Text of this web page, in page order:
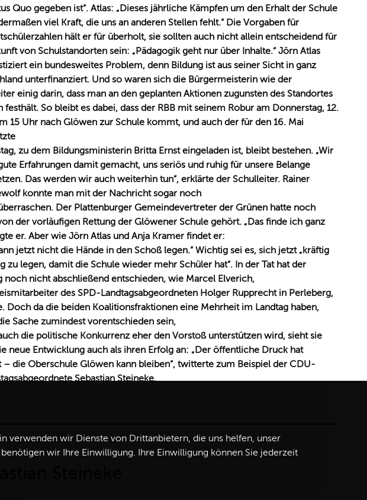
Quo gegeben ist“. Atlas: „Dieses jährliche Kämpfen um den Erhalt der Schule
viel Kraft, die uns an anderen Stellen fehlt.“ Die Vorgaben für
hält er für überholt, sie sollten auch nicht allein entscheidend für
von Schulstandorten sein: „Pädagogik geht nur über Inhalte.“ Jörn Atlas
ein bundesweites Problem, denn Bildung ist aus seiner Sicht in ganz
unterfinanziert. Und so waren sich die Bürgermeisterin wie der
einig darin, dass man an den geplanten Aktionen zugunsten des Standortes
festhält. So bleibt es dabei, dass der RBB mit seinem Robur am Donnerstag, 12.
15 Uhr nach Glöwen zur Schule kommt, und auch der für den 16. Mai
zu dem Bildungsministerin Britta Ernst eingeladen ist, bleibt bestehen. „Wir
Erfahrungen damit gemacht, uns seriös und ruhig für unsere Belange
Das werden wir auch weiterhin tun“, erklärte der Schulleiter. Rainer
konnte man mit der Nachricht sogar noch
Der Plattenburger Gemeindevertreter der Grünen hatte noch
der vorläufigen Rettung der Glöwener Schule gehört. „Das finde ich ganz
er. Aber wie Jörn Atlas und Anja Kramer findet er:
jetzt nicht die Hände in den Schoß legen.“ Wichtig sei es, sich jetzt „kräftig
zu legen, damit die Schule wieder mehr Schüler hat“. In der Tat hat der
noch nicht abschließend entschieden, wie Marcel Elverich,
des SPD-Landtagsabgeordneten Holger Rupprecht in Perleberg,
Doch da die beiden Koalitionsfraktionen eine Mehrheit im Landtag haben,
Sache zumindest vorentschieden sein,
die politische Konkurrenz eher den Vorstoß unterstützen wird, sieht sie
neue Entwicklung auch als ihren Erfolg an: „Der öffentliche Druck hat
– die Oberschule Glöwen kann bleiben“, twitterte zum Beispiel der CDU-
Sebastian Steineke.
verwenden wir Dienste von Drittanbietern, die uns helfen, unser
wir Ihre Einwilligung. Ihre Einwilligung können Sie jederzeit